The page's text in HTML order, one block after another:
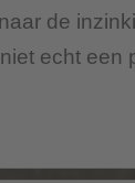
de
echt